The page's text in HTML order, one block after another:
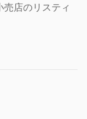
店のリスティ